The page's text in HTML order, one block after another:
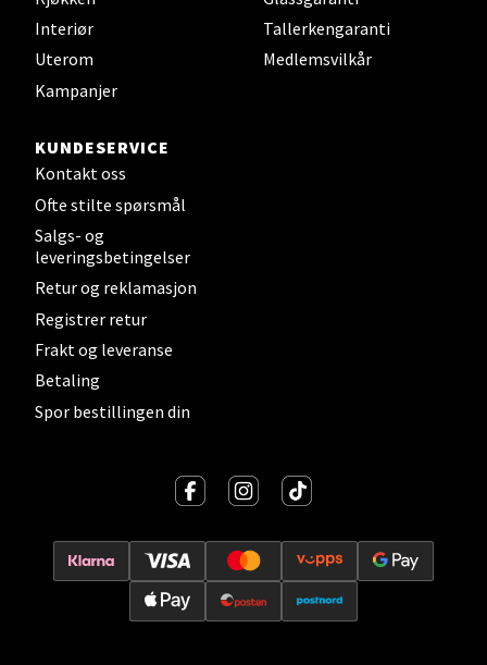
Interiør
Uterom
Kampanjer
Tallerkengaranti
Medlemsvilkår
KUNDESERVICE
Kontakt oss
Ofte stilte spørsmål
Salgs- og
leveringsbetingelser
Retur og reklamasjon
Registrer retur
Frakt og leveranse
Betaling
Spor bestillingen din
Vitaminveien 7 - 9, 0485 Oslo
Lillehammer - Strandtorget
Strandtorget, 2609 Lillehammer
Åpent i dag 09-18
0 i butikk
Strømmen - Thon Senter Strømmen
Støperivn. 5, 2010 Strømmen